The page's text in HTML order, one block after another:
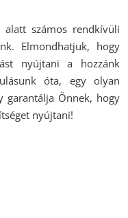
számos rendkívüli
Elmondhatjuk, hogy
nyújtani a hozzánk
óta, egy olyan
garantálja Önnek, hogy
nyújtani!